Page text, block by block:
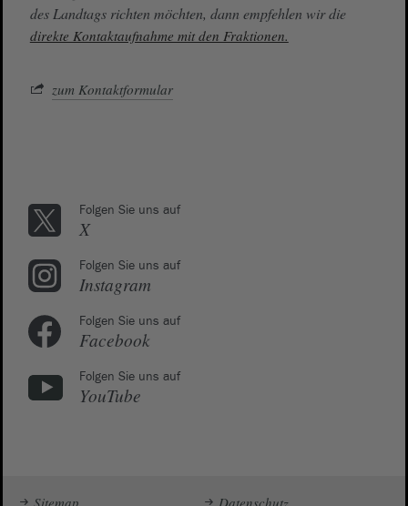
des Landtags richten möchten, dann empfehlen wir die
direkte Kontaktaufnahme mit den Fraktionen.
zum Kontaktformular
Folgen Sie uns auf
X
Folgen Sie uns auf
Instagram
Folgen Sie uns auf
Facebook
Folgen Sie uns auf
YouTube
Sitemap Datenschutz